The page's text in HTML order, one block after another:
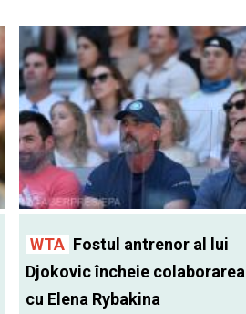
WTA Fostul antrenor al lui
Djokovic încheie colaborarea
cu Elena Rybakina